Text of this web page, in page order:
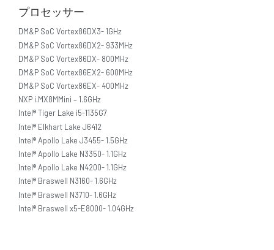
プロセッサー
DM&P SoC Vortex86DX3- 1GHz
DM&P SoC Vortex86DX2- 933MHz
DM&P SoC Vortex86DX- 800MHz
DM&P SoC Vortex86EX2- 600MHz
DM&P SoC Vortex86EX- 400MHz
NXP i.MX8MMini – 1.6GHz
Intel® Tiger Lake i5-1135G7
Intel® Elkhart Lake J6412
Intel® Apollo Lake J3455- 1.5GHz
Intel® Apollo Lake N3350- 1.1GHz
Intel® Apollo Lake N4200- 1.1GHz
Intel® Braswell N3160- 1.6GHz
Intel® Braswell N3710- 1.6GHz
Intel® Braswell x5-E8000- 1.04GHz